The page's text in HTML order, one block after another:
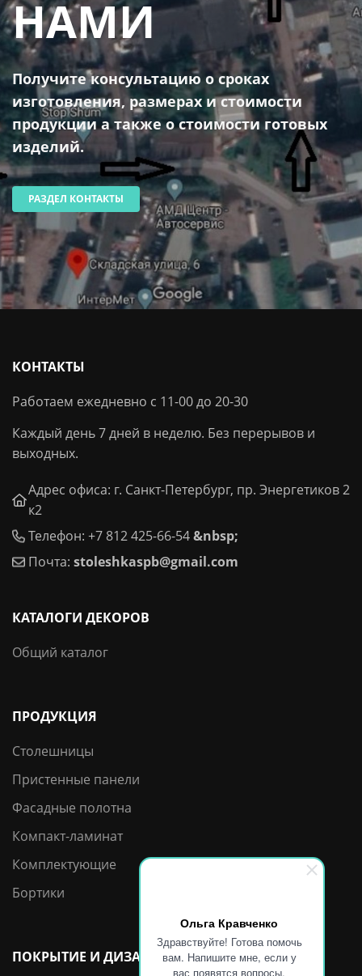
Ольга Кравченко
Здравствуйте! Готова помочь
вам. Напишите мне, если у
вас появятся вопросы.
НАМИ
Получите консультацию о сроках
изготовления, размерах и стоимости
продукции а также о стоимости готовых
изделий.
РАЗДЕЛ КОНТАКТЫ
КОНТАКТЫ
Работаем ежедневно с 11-00 до 20-30
Каждый день 7 дней в неделю. Без перерывов и
выходных.
Адрес офиса: г. Санкт-Петербург, пр. Энергетиков 2
к2
Телефон: +7 812 425-66-54&nbsp;
Почта: stoleshkaspb@gmail.com
КАТАЛОГИ ДЕКОРОВ
Общий каталог
ПРОДУКЦИЯ
Столешницы
Пристенные панели
Фасадные полотна
Компакт-ламинат
Комплектующие
Бортики
ПОКРЫТИЕ И ДИЗАЙН